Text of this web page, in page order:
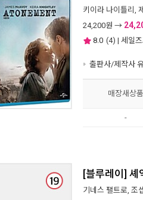
키이라 나이틀리 ,
24,200원 →
8.0 (4) | 세일
출판사/제작사
매장새상품
-
[블루레이] 셰
기네스 팰트로, 조